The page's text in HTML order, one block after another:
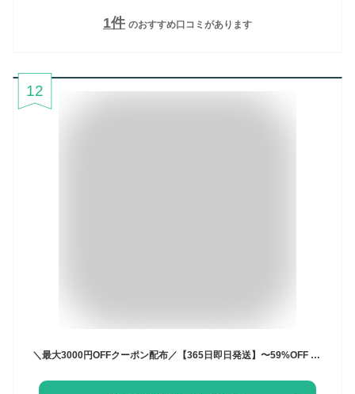
1件 のおすすめ口コミがあります
12